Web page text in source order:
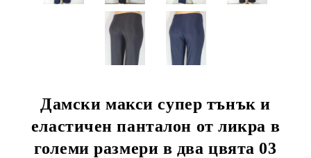
Дамски макси супер тънък и
еластичен панталон от ликра в
големи размери в два цвята 03